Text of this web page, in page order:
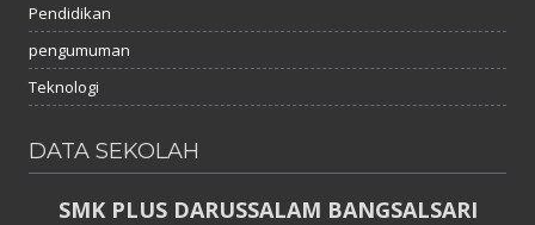
Pendidikan
pengumuman
Teknologi
DATA SEKOLAH
SMK PLUS DARUSSALAM BANGSALSARI